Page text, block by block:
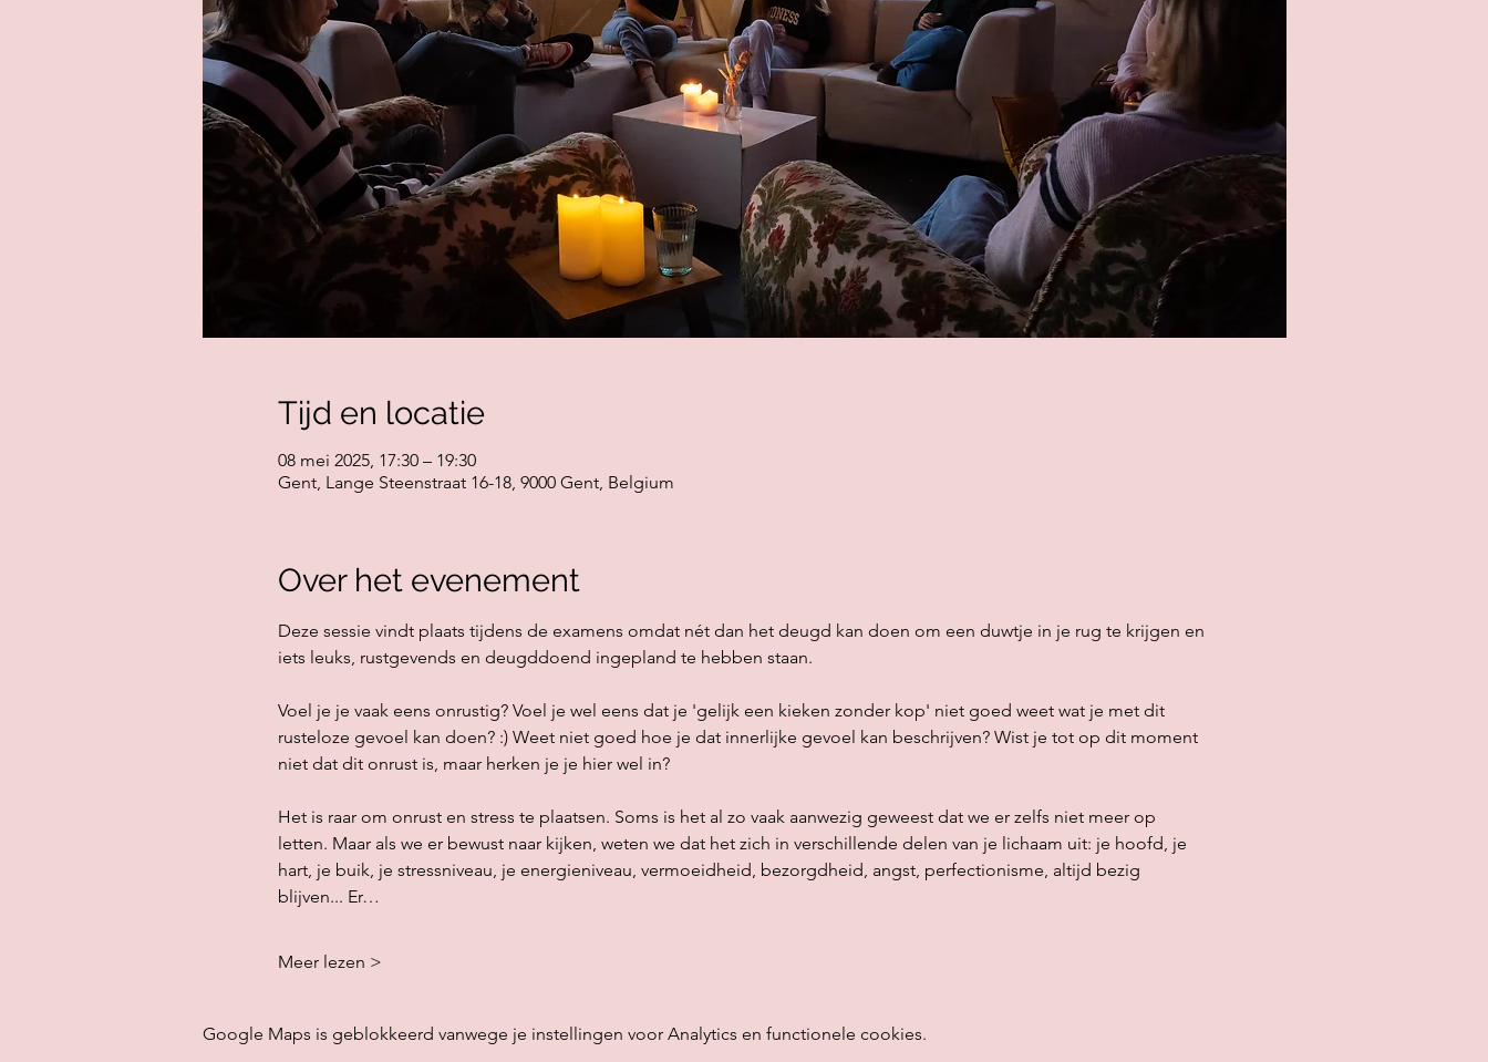
Tijd en locatie
08 mei 2025, 17:30 – 19:30
Gent, Lange Steenstraat 16-18, 9000 Gent, Belgium
Over het evenement
Deze sessie vindt plaats tijdens de examens omdat nét dan het deugd kan doen om een duwtje in je rug te krijgen en
iets leuks, rustgevends en deugddoend ingepland te hebben staan.
Voel je je vaak eens onrustig? Voel je wel eens dat je 'gelijk een kieken zonder kop' niet goed weet wat je met dit
rusteloze gevoel kan doen? :) Weet niet goed hoe je dat innerlijke gevoel kan beschrijven? Wist je tot op dit moment
niet dat dit onrust is, maar herken je je hier wel in?
Het is raar om onrust en stress te plaatsen. Soms is het al zo vaak aanwezig geweest dat we er zelfs niet meer op
letten. Maar als we er bewust naar kijken, weten we dat het zich in verschillende delen van je lichaam uit: je hoofd, je
hart, je buik, je stressniveau, je energieniveau, vermoeidheid, bezorgdheid, angst, perfectionisme, altijd bezig
blijven... Er…
Meer lezen >
Google Maps is geblokkeerd vanwege je instellingen voor Analytics en functionele cookies.